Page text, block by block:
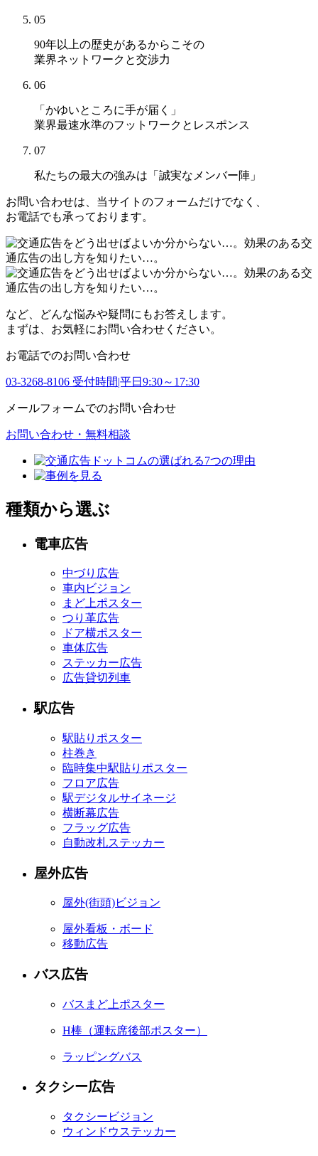
05
90年以上の歴史があるからこその
業界ネットワークと交渉力
06
「かゆいところに手が届く」
業界最速水準のフットワークとレスポンス
07
私たちの最大の強みは 「誠実なメンバー陣」
お問い合わせは、当サイトのフォームだけでなく、
お電話でも承っております。
など、どんな悩みや疑問にもお答えします。
まずは、お気軽にお問い合わせください。
お電話でのお問い合わせ
03-3268-8106 受付時間|平日9:30～17:30
メールフォームでのお問い合わせ
お問い合わせ・無料相談
種類から選ぶ
電車広告
中づり広告
車内ビジョン
まど上ポスター
つり革広告
ドア横ポスター
車体広告
ステッカー広告
広告貸切列車
駅広告
駅貼りポスター
柱巻き
臨時集中駅貼りポスター
フロア広告
駅デジタルサイネージ
横断幕広告
フラッグ広告
自動改札ステッカー
屋外広告
屋外(街頭)ビジョン
屋外看板・ボード
移動広告
バス広告
バスまど上ポスター
H棒 （運転席後部ポスター）
ラッピングバス
タクシー広告
タクシービジョン
ウィンドウステッカー